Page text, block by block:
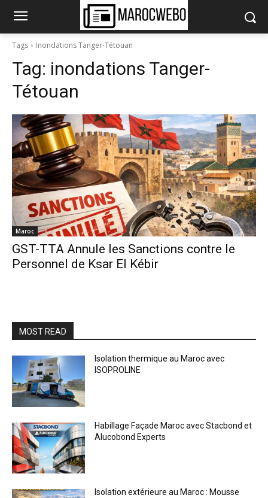
Tags Inondations Tanger-Tétouan
Tag: inondations Tanger-
Tétouan
Maroc
GST-TTA Annule les Sanctions contre le
Personnel de Ksar El Kébir
MOST READ
Isolation thermique au Maroc avec
ISOPROLINE
Habillage Façade Maroc avec Stacbond et
Alucobond Experts
Isolation extérieure au Maroc : Mousse